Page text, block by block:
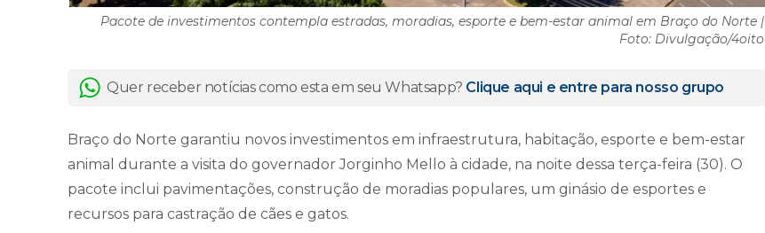
Pacote de investimentos contempla estradas, moradias, esporte e bem-estar animal em Braço do Norte |
Foto: Divulgação/4oito
Quer receber notícias como esta em seu Whatsapp? Clique aqui e entre para nosso grupo
Braço do Norte garantiu novos investimentos em infraestrutura, habitação, esporte e bem-estar
animal durante a visita do governador Jorginho Mello à cidade, na noite dessa terça-feira (30). O
pacote inclui pavimentações, construção de moradias populares, um ginásio de esportes e
recursos para castração de cães e gatos.